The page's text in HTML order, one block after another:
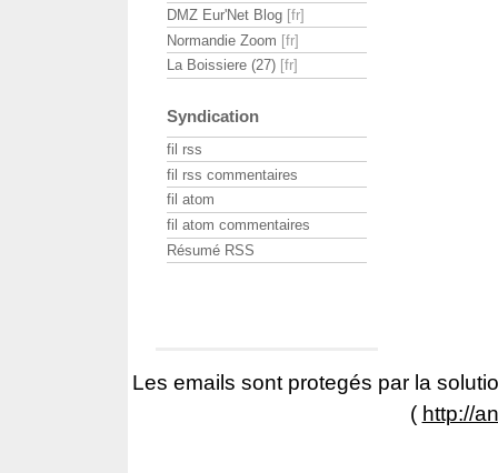
DMZ Eur'Net Blog
Normandie Zoom
La Boissiere (27)
Syndication
fil rss
fil rss commentaires
fil atom
fil atom commentaires
Résumé RSS
Les emails sont protegés par la
( http://